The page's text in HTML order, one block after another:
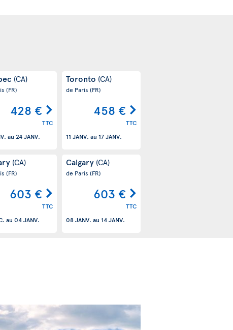
(CA)
(FR)
428 €
TTC
au 24 JANV.
Toronto (CA)
de Paris (FR)
458 €
TTC
11 JANV. au 17 JANV.
(CA)
(FR)
603 €
TTC
au 04 JANV.
Calgary (CA)
de Paris (FR)
603 €
TTC
08 JANV. au 14 JANV.